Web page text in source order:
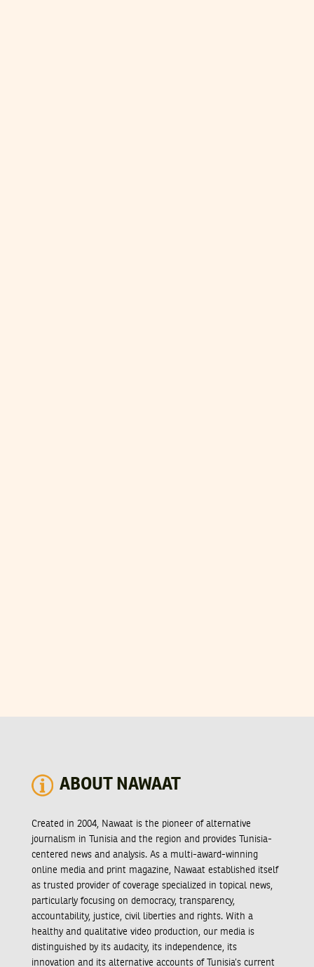
ABOUT NAWAAT
Created in 2004, Nawaat is the pioneer of alternative
journalism in Tunisia and the region and provides Tunisia-
centered news and analysis. As a multi-award-winning
online media and print magazine, Nawaat established itself
as trusted provider of coverage specialized in topical news,
particularly focusing on democracy, transparency,
accountability, justice, civil liberties and rights. With a
healthy and qualitative video production, our media is
distinguished by its audacity, its independence, its
innovation and its alternative accounts of Tunisia’s current